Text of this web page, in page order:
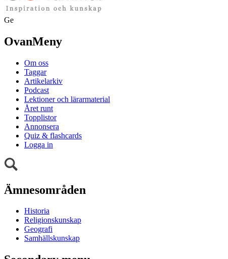
Ge
OvanMeny
Om oss
Taggar
Artikelarkiv
Podcast
Lektioner och lärarmaterial
Året runt
Topplistor
Annonsera
Quiz & flashcards
Logga in
Ämnesområden
Historia
Religionskunskap
Geografi
Samhällskunskap